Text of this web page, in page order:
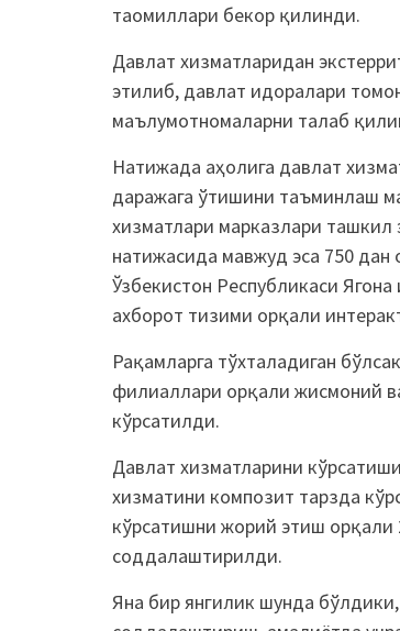
таомиллари бекор қилинди.
Давлат хизматларидан
этилиб, давлат идоралари
маълумотномаларни талаб
Натижада аҳолига давлат
даражага ўтишини таъминлаш
хизматлари марказлари
натижасида мавжуд эса 750 дан
Ўзбекистон Республикаси
ахборот тизими орқали
Рақамларга тўхталадиган
филиаллари орқали жисмоний
кўрсатилди.
Давлат хизматларини
хизматини композит тарзда
кўрсатишни жорий этиш
соддалаштирилди.
Яна бир янгилик шунда